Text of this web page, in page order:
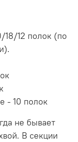
12 полок (по
- 10 полок
не бывает
В секции